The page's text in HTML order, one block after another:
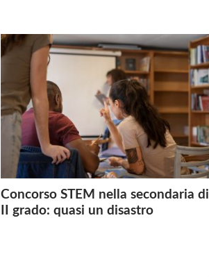
Concorso STEM nella secondaria di
II grado: quasi un disastro